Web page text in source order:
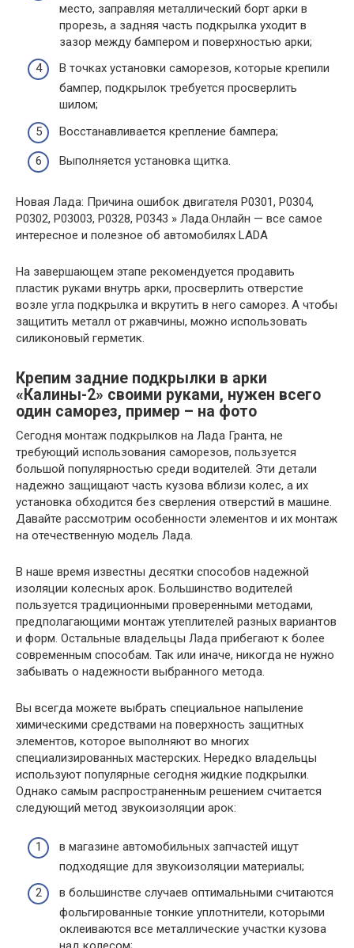
место, заправляя металлический борт арки в
прорезь, а задняя часть подкрылка уходит в
зазор между бампером и поверхностью арки;
В точках установки саморезов, которые крепили
бампер, подкрылок требуется просверлить
шилом;
Восстанавливается крепление бампера;
Выполняется установка щитка.
Новая Лада: Причина ошибок двигателя P0301, P0304,
P0302, P03003, P0328, P0343 » Лада.Онлайн — все самое
интересное и полезное об автомобилях LADA
На завершающем этапе рекомендуется продавить
пластик руками внутрь арки, просверлить отверстие
возле угла подкрылка и вкрутить в него саморез. А чтобы
защитить металл от ржавчины, можно использовать
силиконовый герметик.
Крепим задние подкрылки в арки
«Калины-2» своими руками, нужен всего
один саморез, пример – на фото
Сегодня монтаж подкрылков на Лада Гранта, не
требующий использования саморезов, пользуется
большой популярностью среди водителей. Эти детали
надежно защищают часть кузова вблизи колес, а их
установка обходится без сверления отверстий в машине.
Давайте рассмотрим особенности элементов и их монтаж
на отечественную модель Лада.
В наше время известны десятки способов надежной
изоляции колесных арок. Большинство водителей
пользуется традиционными проверенными методами,
предполагающими монтаж утеплителей разных вариантов
и форм. Остальные владельцы Лада прибегают к более
современным способам. Так или иначе, никогда не нужно
забывать о надежности выбранного метода.
Вы всегда можете выбрать специальное напыление
химическими средствами на поверхность защитных
элементов, которое выполняют во многих
специализированных мастерских. Нередко владельцы
используют популярные сегодня жидкие подкрылки.
Однако самым распространенным решением считается
следующий метод звукоизоляции арок:
в магазине автомобильных запчастей ищут
подходящие для звукоизоляции материалы;
в большинстве случаев оптимальными считаются
фольгированные тонкие уплотнители, которыми
оклеиваются все металлические участки кузова